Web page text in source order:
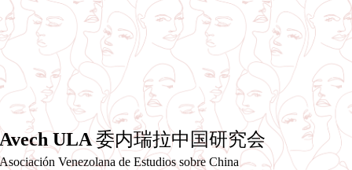
Avech ULA委内瑞拉中国研究会
Asociación Venezolana de Estudios sobre China